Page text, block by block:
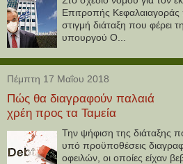
Επιτροπής Κεφαλαιαγοράς
στιγμή διάταξη που φέρει
υπουργού Ο...
Πέμπτη 17 Μαΐου 2018
Πώς θα διαγραφούν παλαιά
χρέη προς τα Ταμεία
Την ψήφιση της διάταξης
υπό προϋποθέσεις
οφειλών, οι οποίες είχαν